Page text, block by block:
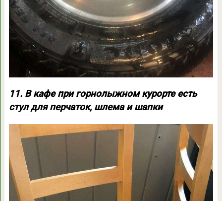
11. В кафе при горнолыжном курорте есть
стул для перчаток, шлема и шапки